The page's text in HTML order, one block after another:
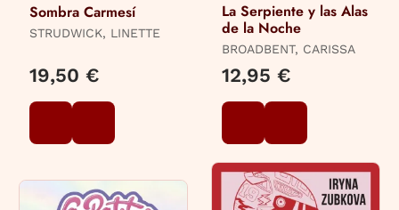
Sombra Carmesí
STRUDWICK, LINETTE
19,50 €
La Serpiente y las Alas
de la Noche
BROADBENT, CARISSA
12,95 €